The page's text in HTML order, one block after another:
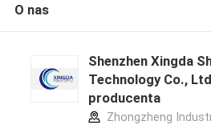
O nas
Shenzhen Xingda
Technology Co.,
producenta
Zhongzheng